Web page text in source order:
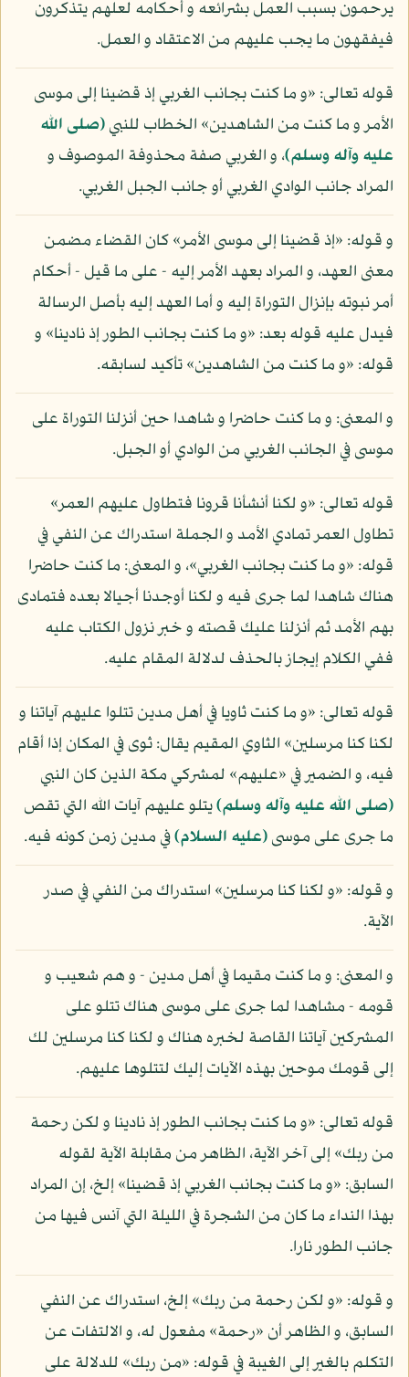
يرحمون بسبب العمل بشرائعه و أحكامه لعلهم يتذكرون
فيفقهون ما يجب عليهم من الاعتقاد و العمل.
قوله تعالى: «و ما كنت بجانب الغربي إذ قضينا إلى موسى
الأمر و ما كنت من الشاهدين» الخطاب للنبي(صلى الله
عليه وآله وسلم)، و الغربي صفة محذوفة الموصوف و
المراد جانب الوادي الغربي أو جانب الجبل الغربي.
و قوله: «إذ قضينا إلى موسى الأمر» كان القضاء مضمن
معنى العهد، و المراد بعهد الأمر إليه - على ما قيل - أحكام
أمر نبوته بإنزال التوراة إليه و أما العهد إليه بأصل الرسالة
فيدل عليه قوله بعد: «و ما كنت بجانب الطور إذ نادينا» و
قوله: «و ما كنت من الشاهدين» تأكيد لسابقه.
و المعنى: و ما كنت حاضرا و شاهدا حين أنزلنا التوراة على
موسى في الجانب الغربي من الوادي أو الجبل.
قوله تعالى: «و لكنا أنشأنا قرونا فتطاول عليهم العمر»
تطاول العمر تمادي الأمد و الجملة استدراك عن النفي في
قوله: «و ما كنت بجانب الغربي»، و المعنى: ما كنت حاضرا
هناك شاهدا لما جرى فيه و لكنا أوجدنا أجيالا بعده فتمادى
بهم الأمد ثم أنزلنا عليك قصته و خبر نزول الكتاب عليه
ففي الكلام إيجاز بالحذف لدلالة المقام عليه.
قوله تعالى: «و ما كنت ثاويا في أهل مدين تتلوا عليهم آياتنا و
لكنا كنا مرسلين» الثاوي المقيم يقال: ثوى في المكان إذا أقام
فيه، و الضمير في «عليهم» لمشركي مكة الذين كان النبي
(صلى الله عليه وآله وسلم)يتلو عليهم آيات الله التي تقص
ما جرى على موسى(عليه السلام)في مدين زمن كونه فيه.
و قوله: «و لكنا كنا مرسلين» استدراك من النفي في صدر
الآية.
و المعنى: و ما كنت مقيما في أهل مدين - و هم شعيب و
قومه - مشاهدا لما جرى على موسى هناك تتلو على
المشركين آياتنا القاصة لخبره هناك و لكنا كنا مرسلين لك
إلى قومك موحين بهذه الآيات إليك لتتلوها عليهم.
قوله تعالى: «و ما كنت بجانب الطور إذ نادينا و لكن رحمة
من ربك» إلى آخر الآية، الظاهر من مقابلة الآية لقوله
السابق: «و ما كنت بجانب الغربي إذ قضينا» إلخ، إن المراد
بهذا النداء ما كان من الشجرة في الليلة التي آنس فيها من
جانب الطور نارا.
و قوله: «و لكن رحمة من ربك» إلخ، استدراك عن النفي
السابق، و الظاهر أن «رحمة» مفعول له، و الالتفات عن
التكلم بالغير إلى الغيبة في قوله: «من ربك» للدلالة على